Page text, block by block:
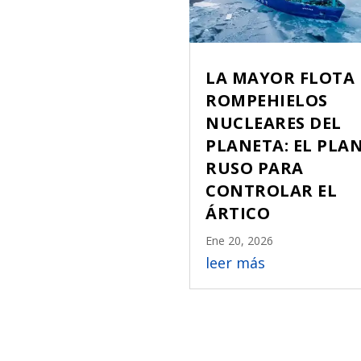
LA MAYOR FLOTA
ROMPEHIELOS
NUCLEARES DEL
PLANETA: EL
RUSO PARA
CONTROLAR EL
ÁRTICO
Ene 20, 2026
leer más